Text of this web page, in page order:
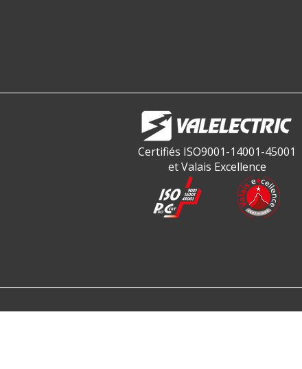
Certifiés ISO9001-14001-45001
et Valais Excellence